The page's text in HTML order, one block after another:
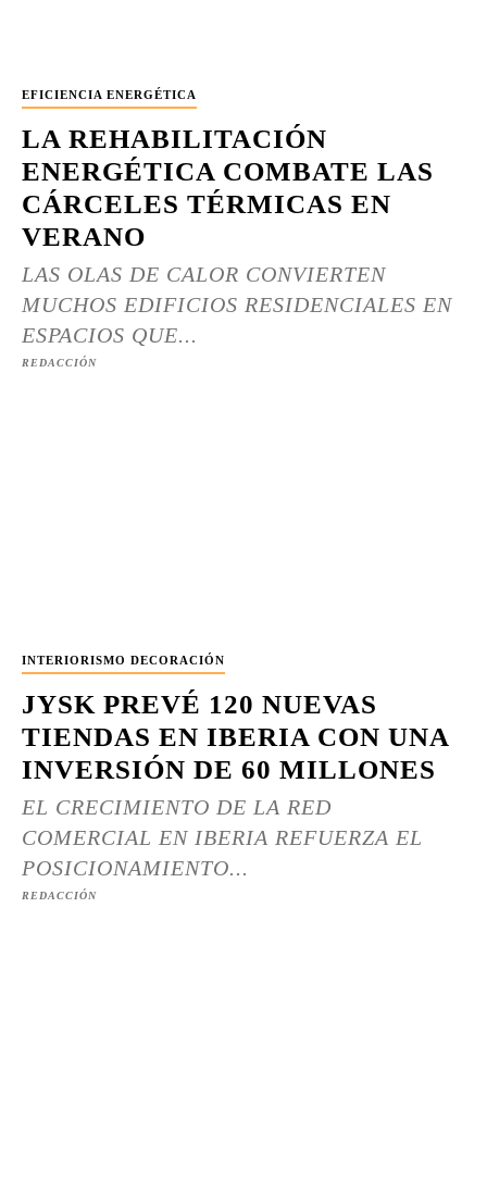
EFICIENCIA ENERGÉTICA
LA REHABILITACIÓN
ENERGÉTICA COMBATE LAS
CÁRCELES TÉRMICAS EN
VERANO
LAS OLAS DE CALOR CONVIERTEN
MUCHOS EDIFICIOS RESIDENCIALES EN
ESPACIOS QUE...
REDACCIÓN
INTERIORISMO DECORACIÓN
JYSK PREVÉ 120 NUEVAS
TIENDAS EN IBERIA CON UNA
INVERSIÓN DE 60 MILLONES
EL CRECIMIENTO DE LA RED
COMERCIAL EN IBERIA REFUERZA EL
POSICIONAMIENTO...
REDACCIÓN